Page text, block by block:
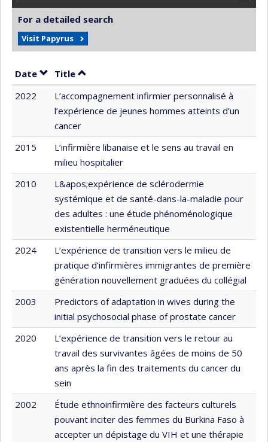
For a detailed search
Visit Papyrus
Date Sort by date in ascending order
Title Sort by title in ascending order
2022
L’accompagnement infirmier personnalisé à
l’expérience de jeunes hommes atteints d’un
cancer
2015
L’infirmière libanaise et le sens au travail en
milieu hospitalier
2010
L&apos;expérience de sclérodermie
systémique et de santé-dans-la-maladie pour
des adultes : une étude phénoménologique
existentielle herméneutique
2024
L’expérience de transition vers le milieu de
pratique d’infirmières immigrantes de première
génération nouvellement graduées du collégial
2003
Predictors of adaptation in wives during the
initial psychosocial phase of prostate cancer
2020
L’expérience de transition vers le retour au
travail des survivantes âgées de moins de 50
ans après la fin des traitements du cancer du
sein
2002
Étude ethnoinfirmière des facteurs culturels
pouvant inciter des femmes du Burkina Faso à
accepter un dépistage du VIH et une thérapie